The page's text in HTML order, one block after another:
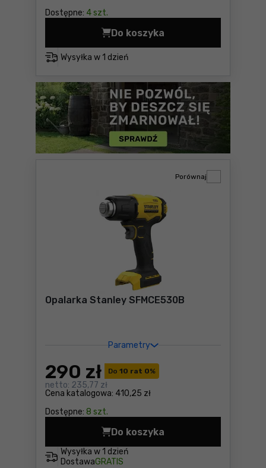
Dostępne: 4 szt.
Wysyłka w 1 dzień
Do koszyka
Opalarka Metabo HG 16-
Opalarka Stanley SFMCE530B
Parametry
Do 10 rat 0%
Cena katalogowa: 410,25 zł
290 zł
netto: 235,77 zł
Dostępne: 8 szt.
Porównaj
Wysyłka w 1 dzień
DostawaGRATIS
Do koszyka
Opalarka Stanley